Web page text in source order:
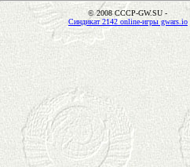
© 2008 CCCP-GW.SU -
Синдикат 2142 online-игры gwars.io